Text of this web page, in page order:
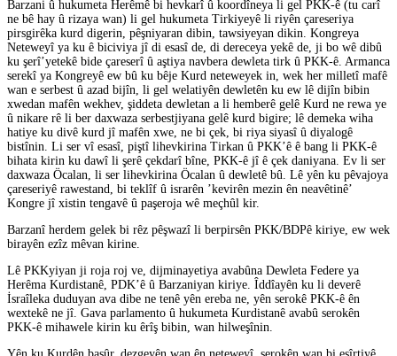
Barzani û hukumeta Herêmê bi hevkarî û koordîneya li gel PKK-ê (tu carî
ne bê hay û rizaya wan) li gel hukumeta Tirkiyeyê li riyên çareseriya
pirsgirêka kurd digerin, pêşniyaran dibin, tawsiyeyan dikin. Kongreya
Neteweyî ya ku ê biciviya jî di esasî de, di dereceya yekê de, ji bo wê dibû
ku şerî’yetekê bide çareserî û aştiya navbera dewleta tirk û PKK-ê. Armanca
serekî ya Kongreyê ew bû ku bêje Kurd neteweyek in, wek her milletî mafê
wan e serbest û azad bijîn, li gel welatiyên dewletên ku ew lê dijîn bibin
xwedan mafên wekhev, şiddeta dewletan a li hemberê gelê Kurd ne rewa ye
û nikare rê li ber daxwaza serbestjiyana gelê kurd bigire; lê demeka wiha
hatiye ku divê kurd jî mafên xwe, ne bi çek, bi riya siyasî û diyalogê
bistînin. Li ser vî esasî, piştî lihevkirina Tirkan û PKK’ê ê bang li PKK-ê
bihata kirin ku dawî li şerê çekdarî bîne, PKK-ê jî ê çek daniyana. Ev li ser
daxwaza Öcalan, li ser lihevkirina Öcalan û dewletê bû. Lê yên ku pêvajoya
çareseriyê rawestand, bi teklîf û israrên ’kevirên mezin ên neavêtinê’
Kongre jî xistin tengavê û paşeroja wê meçhûl kir.
Barzanî herdem gelek bi rêz pêşwazî li berpirsên PKK/BDPê kiriye, ew wek
birayên ezîz mêvan kirine.
Lê PKKyiyan ji roja roj ve, dijminayetiya avabûna Dewleta Federe ya
Herêma Kurdistanê, PDK’ê û Barzaniyan kiriye. Îddîayên ku li deverê
İsraîleka duduyan ava dibe ne tenê yên ereba ne, yên serokê PKK-ê ên
wextekê ne jî. Gava parlamento û hukumeta Kurdistanê avabû serokên
PKK-ê mihawele kirin ku êrîş bibin, wan hilweşînin.